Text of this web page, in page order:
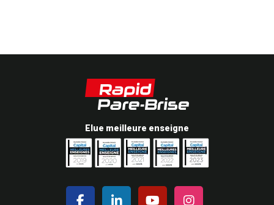
Elue meilleure enseigne